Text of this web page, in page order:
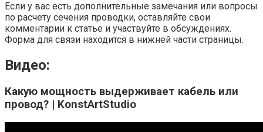
Если у вас есть дополнительные замечания или вопросы
по расчету сечения проводки, оставляйте свои
комментарии к статье и участвуйте в обсуждениях.
Форма для связи находится в нижней части страницы.
Видео:
Какую мощность выдерживает кабель или
провод? | KonstArtStudio